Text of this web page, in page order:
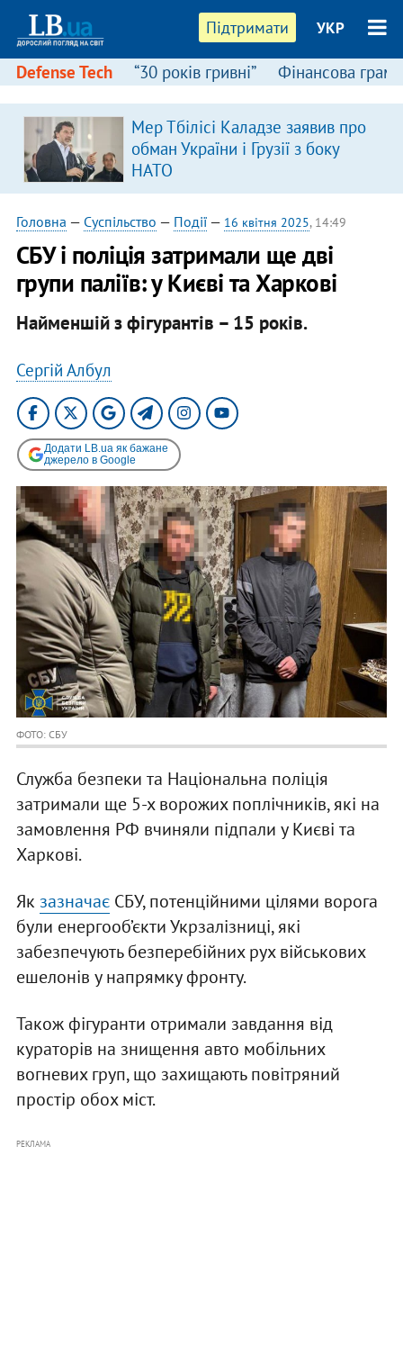
Підтримати УКР
Defense Tech “30 років гривні” Фінансова
Мер Тбілісі Каладзе заявив про
обман України і Грузії з боку
НАТО
Головна — Суспільство — Події— 16 квітня 2025, 14:49
СБУ і поліція затримали ще дві
групи паліїв: у Києві та Харкові
Найменшій з фігурантів – 15 років.
Сергій Албул
Додати LB.ua як бажане
джерело в Google
ФОТО: СБУ
Служба безпеки та Національна поліція
затримали ще 5-х ворожих поплічників, які на
замовлення РФ вчиняли підпали у Києві та
Харкові.
Як зазначаєСБУ, потенційними цілями ворога
були енергооб’єкти Укрзалізниці, які
забезпечують безперебійних рух військових
ешелонів у напрямку фронту.
Також фігуранти отримали завдання від
кураторів на знищення авто мобільних
вогневих груп, що захищають повітряний
простір обох міст.
РЕКЛАМА